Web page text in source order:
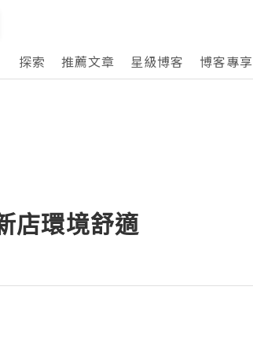
探索
推薦文章 星級博客 博客專享
店環境舒適